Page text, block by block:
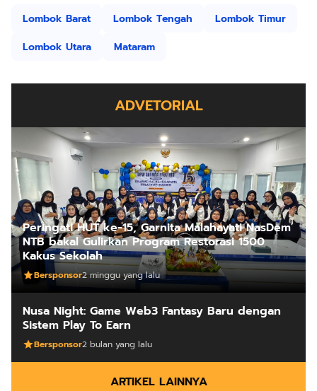
Lombok Barat Lombok Tengah
Lombok Timur
Lombok Utara
Mataram
ADVETORIAL
Peringati HUT ke-15, Garnita Malahayati NasDem
NTB bakal Gulirkan Program Restorasi 1500
Kakus Sekolah
Bersponsor2 minggu yang lalu
Nusa Night: Game Web3 Fantasy Baru dengan
Sistem Play To Earn
Bersponsor2 bulan yang lalu
ARTIKEL LAINNYA